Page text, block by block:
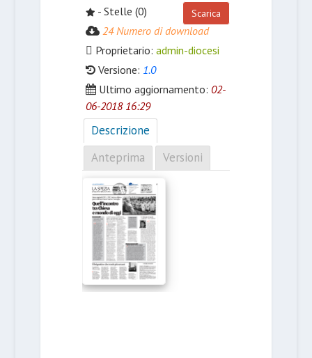
Scarica
- Stelle (0)
24 Numero di download
Proprietario: admin-diocesi
Versione: 1.0
Ultimo aggiornamento: 02-
06-2018 16:29
Descrizione
Anteprima
Versioni